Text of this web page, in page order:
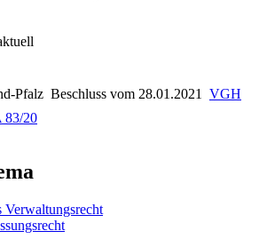
Pfalz Beschluss vom 28.01.2021
VGH
83/20
Verwaltungsrecht